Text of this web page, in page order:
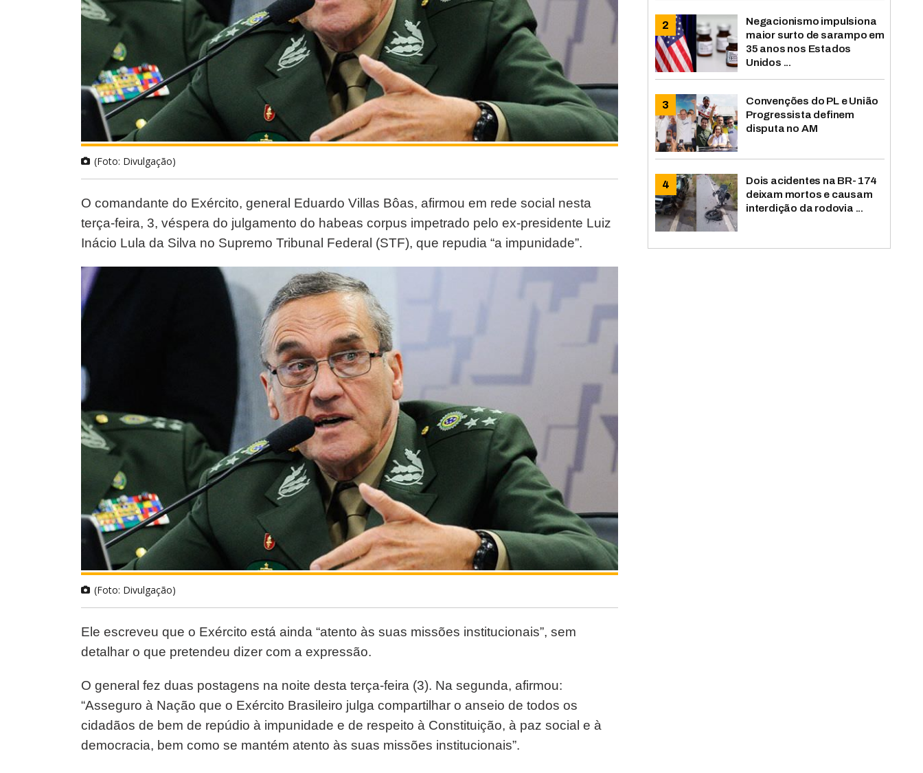
(Foto: Divulgação)
O comandante do Exército, general Eduardo Villas Bôas, afirmou em rede social nesta
terça-feira, 3, véspera do julgamento do habeas corpus impetrado pelo ex-presidente Luiz
Inácio Lula da Silva no Supremo Tribunal Federal (STF), que repudia “a impunidade”.
(Foto: Divulgação)
Ele escreveu que o Exército está ainda “atento às suas missões institucionais”, sem
detalhar o que pretendeu dizer com a expressão.
O general fez duas postagens na noite desta terça-feira (3). Na segunda, afirmou:
“Asseguro à Nação que o Exército Brasileiro julga compartilhar o anseio de todos os
cidadãos de bem de repúdio à impunidade e de respeito à Constituição, à paz social e à
democracia, bem como se mantém atento às suas missões institucionais”.
Negacionismo impulsiona
maior surto de sarampo em
35 anos nos Estados
Unidos ...
Convenções do PL e União
Progressista definem
disputa no AM
Dois acidentes na BR-174
deixam mortos e causam
interdição da rodovia ...